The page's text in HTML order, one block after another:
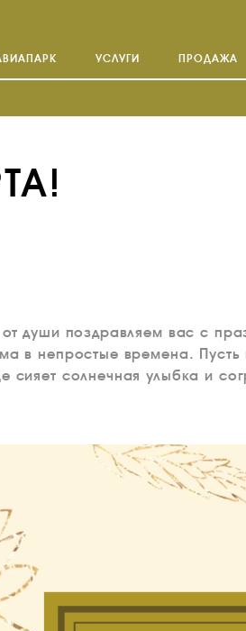
УСЛУГИ ПРОДАЖА
от души поздравляем вас с
в непростые времена.
сияет солнечная улыбка и